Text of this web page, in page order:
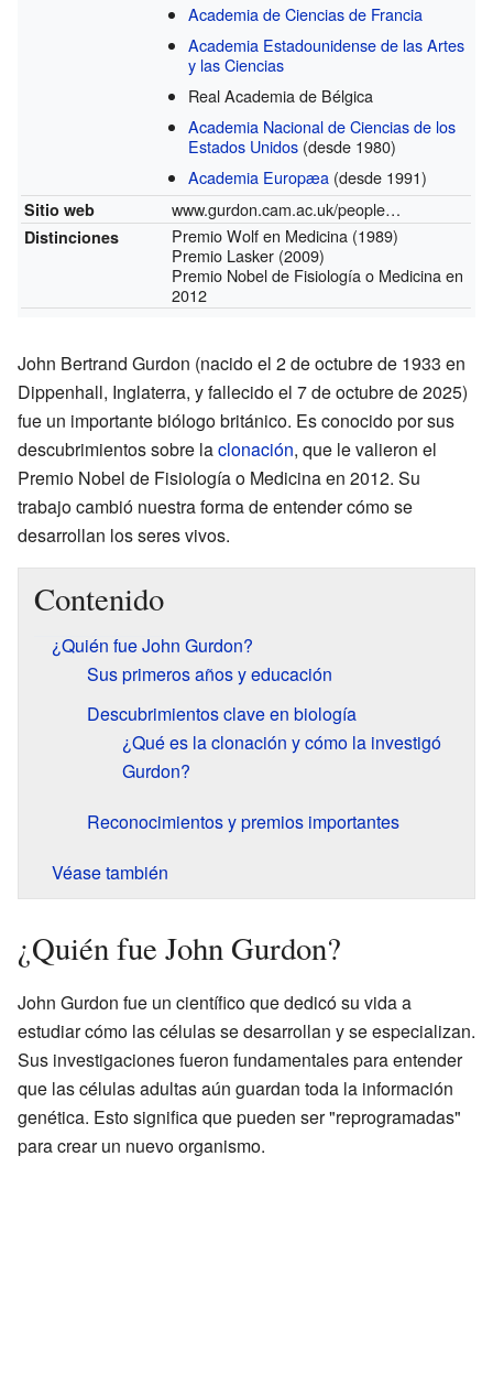
Academia de Ciencias de Francia
Academia Estadounidense de las Artes
y las Ciencias
Real Academia de Bélgica
Academia Nacional de Ciencias de los
Estados Unidos (desde 1980)
Academia Europæa (desde 1991)
Sitio web www.gurdon.cam.ac.uk/people/john-gurdon
Distinciones
Premio Wolf en Medicina (1989)
Premio Lasker (2009)
Premio Nobel de Fisiología o Medicina en
2012
John Bertrand Gurdon (nacido el 2 de octubre de 1933 en
Dippenhall, Inglaterra, y fallecido el 7 de octubre de 2025)
fue un importante biólogo británico. Es conocido por sus
descubrimientos sobre laclonación, que le valieron el
Premio Nobel de Fisiología o Medicina en 2012. Su
trabajo cambió nuestra forma de entender cómo se
desarrollan los seres vivos.
Contenido
¿Quién fue John Gurdon?
Sus primeros años y educación
Descubrimientos clave en biología
¿Qué es la clonación y cómo la investigó
Gurdon?
Reconocimientos y premios importantes
Véase también
¿Quién fue John Gurdon?
John Gurdon fue un científico que dedicó su vida a
estudiar cómo las células se desarrollan y se especializan.
Sus investigaciones fueron fundamentales para entender
que las células adultas aún guardan toda la información
genética. Esto significa que pueden ser "reprogramadas"
para crear un nuevo organismo.